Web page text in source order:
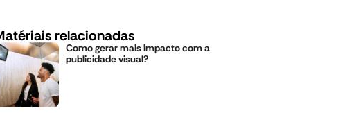
relacionadas
Como gerar mais impacto com a
publicidade visual?